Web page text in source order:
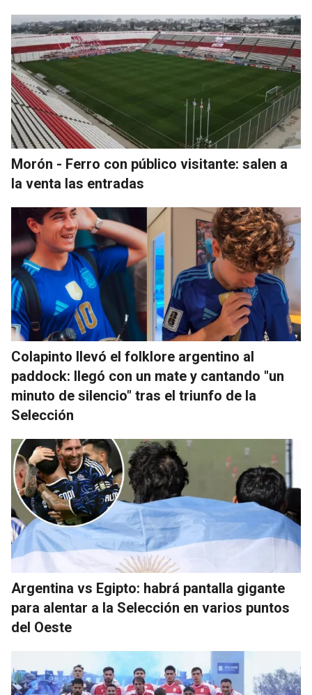
Morón - Ferro con público visitante: salen a
la venta las entradas
Colapinto llevó el folklore argentino al
paddock: llegó con un mate y cantando "un
minuto de silencio" tras el triunfo de la
Selección
Argentina vs Egipto: habrá pantalla gigante
para alentar a la Selección en varios puntos
del Oeste